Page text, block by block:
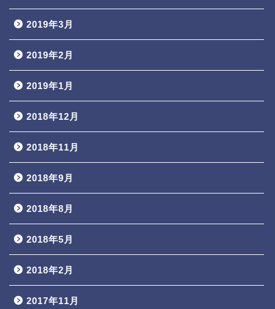
2019年3月
2019年2月
2019年1月
2018年12月
2018年11月
2018年9月
2018年8月
2018年5月
2018年2月
2017年11月